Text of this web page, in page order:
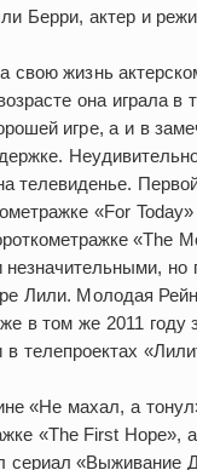
Берри, актер и
свою жизнь
она играла в
игре, а и в
телевиденье.
«For
«The
но
Лили. Молодая
в том же 2011 году
телепроектах
«Не махал, а
«The First Hope»,
«Выживание